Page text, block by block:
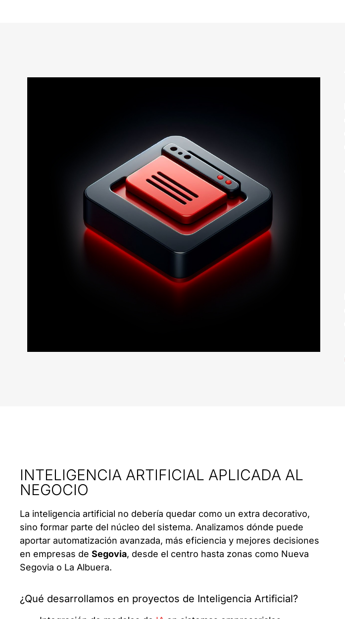
INTELIGENCIA ARTIFICIAL APLICADA AL
NEGOCIO
La inteligencia artificial no debería quedar como un extra decorativo,
sino formar parte del núcleo del sistema. Analizamos dónde puede
aportar automatización avanzada, más eficiencia y mejores decisiones
en empresas de Segovia, desde el centro hasta zonas como Nueva
Segovia o La Albuera.
¿Qué desarrollamos en proyectos de Inteligencia Artificial?